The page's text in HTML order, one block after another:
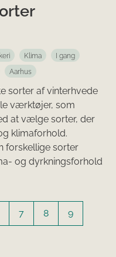
Klima
I gang
Aarhus
sorter af vinterhvede
værktøjer, som
at vælge sorter, der
klimaforhold.
forskellige sorter
og dyrkningsforhold
7 8 9